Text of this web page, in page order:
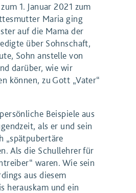
1. Januar 2021 zum
Maria ging
auf die Mama der
über Sohnschaft,
Sohn anstelle von
darüber, wie wir
können, zu Gott „Vater“
Beispiele aus
als er und sein
„spätpubertäre
Als die Schullehrer für
waren. Wie sein
aus diesem
herauskam und ein